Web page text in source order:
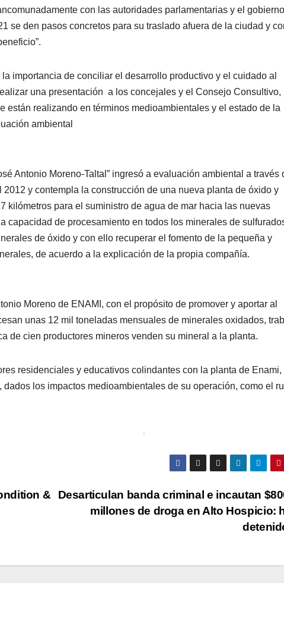
con las autoridades parlamentarias y el gobierno
se den pasos concretos para su traslado afuera de la ciudad y
importancia de conciliar el desarrollo productivo y el cuidado al
una presentación a los concejales y el Consejo Consultivo,
están realizando en términos medioambientales y el estado de la
ambiental
Antonio Moreno-Taltal” ingresó a evaluación ambiental a través
y contempla la construcción de una nueva planta de óxido y
kilómetros para el suministro de agua de mar hacia las nuevas
capacidad de procesamiento en todos los minerales de
de óxido y con ello recuperar el fomento de la pequeña y
de acuerdo a la explicación de la propia compañía.
Moreno de ENAMI, con el propósito de promover y aportar al
unas 12 mil toneladas mensuales de minerales oxidados,
de cien productores mineros venden su mineral a la planta.
residenciales y educativos colindantes con la planta de Enami,
los impactos medioambientales de su operación, como el
Desarticulan banda criminal e incautan
millones de droga en Alto Hospicio:
&